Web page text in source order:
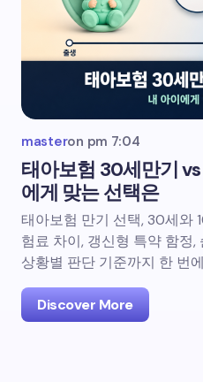
masteron pm 7:04
태아보험 30세만기
에게 맞는 선택은
태아보험 만기 선택, 30세와
험료 차이, 갱신형 특약 함정
상황별 판단 기준까지 한 번
Discover More